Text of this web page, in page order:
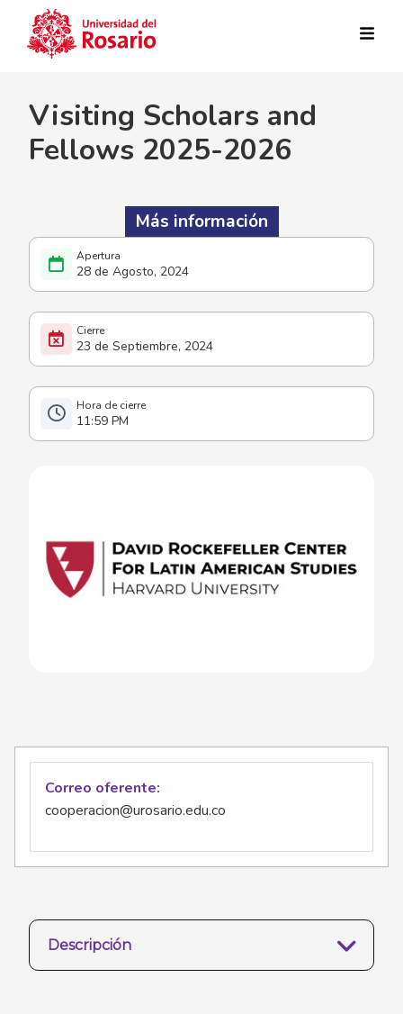
28 de Agosto, 2024
23 de Septiembre, 2024
11:59 PM
Visiting Scholars and
Fellows 2025-2026
Más información
Correo oferente
cooperacion@urosario.edu.co
Descripción